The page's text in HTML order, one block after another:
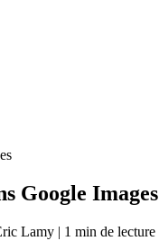
Google Images
Lamy | 1 min de lecture